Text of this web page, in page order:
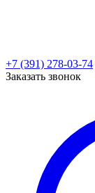
+7 (391) 278-03-74
Заказать звонок